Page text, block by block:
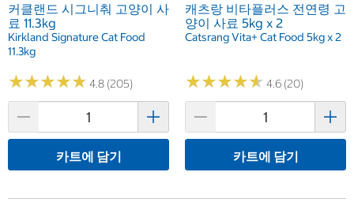
커클랜드 시그니춰 고양이 사
료 11.3kg
Kirkland Signature Cat Food
11.3kg
★★★★★
★★★★★ 4.8 (205)
카트에 담기
캐츠랑 비타플러스 전연령 고
양이 사료 5kg x 2
Catsrang Vita+ Cat Food 5kg x 2
★★★★★
★★★★★ 4.6 (20)
카트에 담기